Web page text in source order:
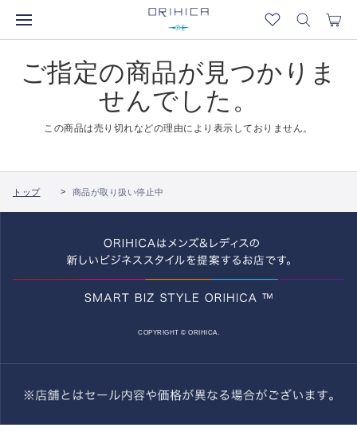
ご指定の商品が見つかりま
せんでした。
この商品は売り切れなどの理由により表示しておりません。
トップ 商品が取り扱い停止中
COPYRIGHT © ORIHICA.